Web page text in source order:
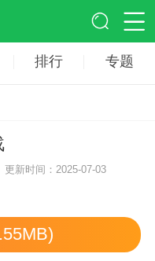
排行 专题
更新时间：2025-07-03